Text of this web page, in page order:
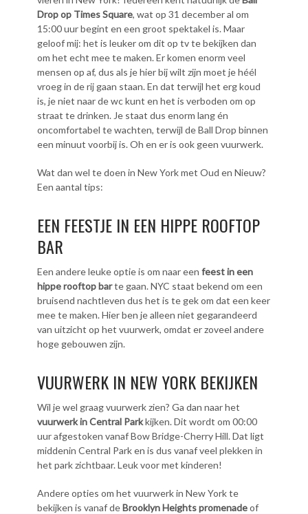
Drop op Times Square, wat op 31 december al om
15:00 uur begint en een groot spektakel is. Maar
geloof mij: het is leuker om dit op tv te bekijken dan
om het echt mee te maken. Er komen enorm veel
mensen op af, dus als je hier bij wilt zijn moet je héél
vroeg in de rij gaan staan. En dat terwijl het erg koud
is, je niet naar de wc kunt en het is verboden om op
straat te drinken. Je staat dus enorm lang én
oncomfortabel te wachten, terwijl de Ball Drop binnen
een minuut voorbij is. Oh en er is ook geen vuurwerk.
Wat dan wel te doen in New York met Oud en Nieuw?
Een aantal tips:
EEN FEESTJE IN EEN HIPPE ROOFTOP
BAR
Een andere leuke optie is om naar een feest in een
hippe rooftop barte gaan. NYC staat bekend om een
bruisend nachtleven dus het is te gek om dat een keer
mee te maken. Hier ben je alleen niet gegarandeerd
van uitzicht op het vuurwerk, omdat er zoveel andere
hoge gebouwen zijn.
VUURWERK IN NEW YORK BEKIJKEN
Wil je wel graag vuurwerk zien? Ga dan naar het
vuurwerk in Central Parkkijken. Dit wordt om 00:00
uur afgestoken vanaf Bow Bridge-Cherry Hill. Dat ligt
middenin Central Park en is dus vanaf veel plekken in
het park zichtbaar. Leuk voor met kinderen!
Andere opties om het vuurwerk in New York te
bekijken is vanaf deBrooklyn Heights promenadeof